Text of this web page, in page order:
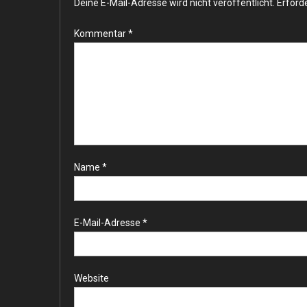
Deine E-Mail-Adresse wird nicht veröffentlicht.
Kommentar*
Name *
E-Mail-Adresse *
Website